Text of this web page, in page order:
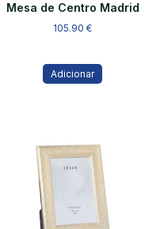
Mesa de Centro Madrid
105.90€
Adicionar